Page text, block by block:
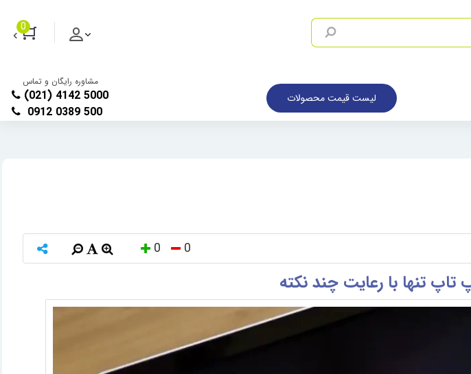
0
لیست قیمت محصولات
مشاوره رایگان و تماس
(021) 4142 5000
0912 0389 500
0
0
تنها با رعایت چند نکته